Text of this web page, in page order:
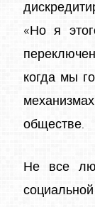
«Но я
когда мы
обществе.
Не все